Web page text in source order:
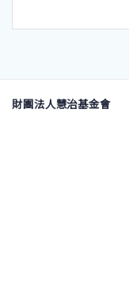
財團法人慧治基金會